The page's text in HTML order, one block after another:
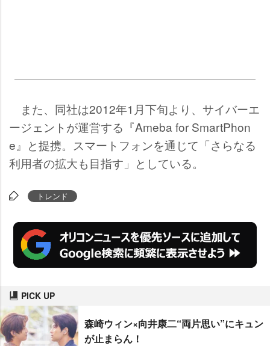
また、同社は2012年1月下旬より、サイバーエ
ージェントが運営する『Ameba for SmartPhon
e』と提携。スマートフォンを通じて「さらなる
利用者の拡大も目指す」としている。
トレンド
PICK UP
森崎ウィン×向井康二“両片思い”にキュン
が止まらん！